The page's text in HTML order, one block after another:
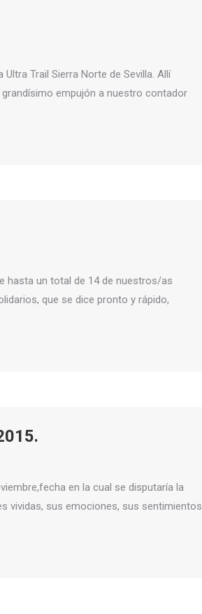
Trail Sierra Norte de Sevilla. Allí
empujón a nuestro contador
hasta un total de 14 de nuestros/as
que se dice pronto y rápido,
en la cual se disputaría la
vividas, sus emociones, sus sentimientos